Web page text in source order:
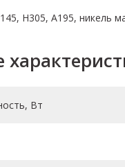
H305, A195, никель
Вт